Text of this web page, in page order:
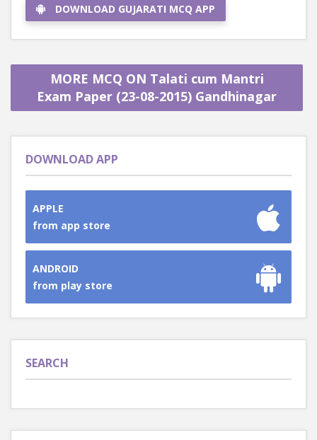
DOWNLOAD GUJARATI MCQ APP
MORE MCQ ON Talati cum Mantri
Exam Paper (23-08-2015) Gandhinagar
DOWNLOAD APP
APPLE
from app store
ANDROID
from play store
SEARCH